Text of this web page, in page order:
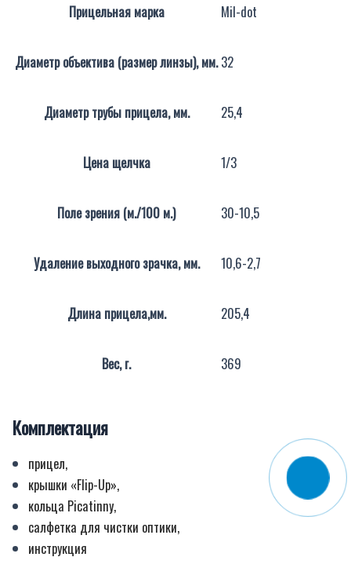
Прицельная марка Mil-dot
Диаметр объектива (размер линзы), мм. 32
Диаметр трубы прицела, мм. 25,4
Цена щелчка 1/3
Поле зрения (м./100 м.) 30-10,5
Удаление выходного зрачка, мм. 10,6-2,7
Длина прицела,мм. 205,4
Вес, г. 369
Комплектация
прицел,
крышки «Flip-Up»,
кольца Picatinny,
салфетка для чистки оптики,
инструкция